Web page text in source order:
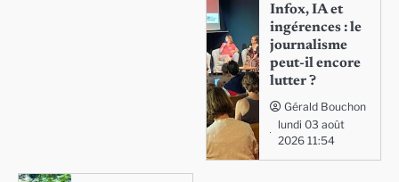
Infox, IA et
ingérences : le
journalisme
peut-il encore
lutter ?
Gérald Bouchon
lundi 03 août
2026 11:54